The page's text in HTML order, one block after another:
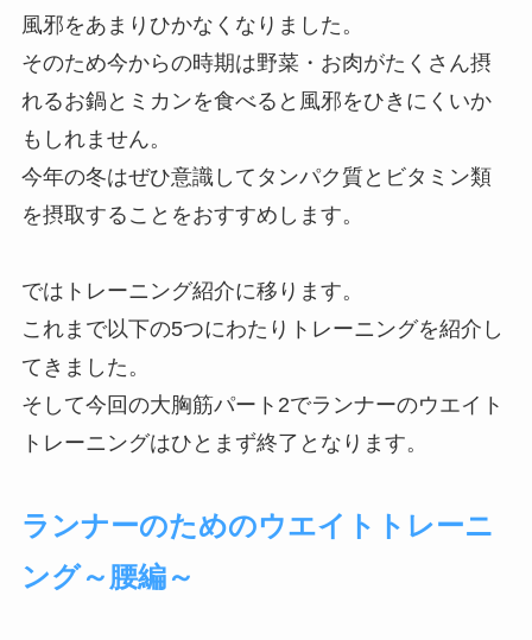
風邪をあまりひかなくなりました。
そのため今からの時期は野菜・お肉がたくさん摂
れるお鍋とミカンを食べると風邪をひきにくいか
もしれません。
今年の冬はぜひ意識してタンパク質とビタミン類
を摂取することをおすすめします。
ではトレーニング紹介に移ります。
これまで以下の5つにわたりトレーニングを紹介し
てきました。
そして今回の大胸筋パート2でランナーのウエイト
トレーニングはひとまず終了となります。
ランナーのためのウエイトトレーニ
ング～腰編～